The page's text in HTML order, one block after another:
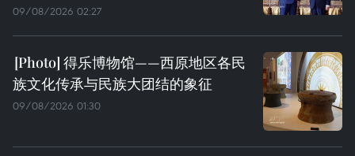
09/08/2026 02:27
得乐博物馆——西原地区各民
族文化传承与民族大团结的象征
09/08/2026 01:30